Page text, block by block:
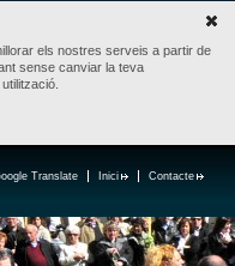
els nostres serveis a partir de
sense canviar la teva
Contacte
Inici
Translate